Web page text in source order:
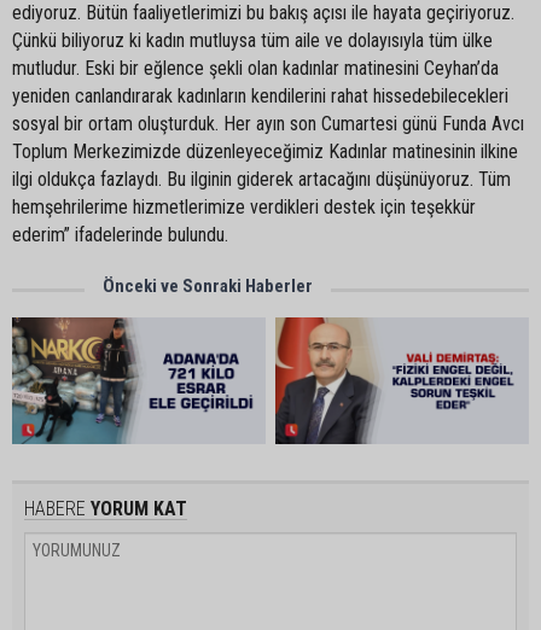
ediyoruz. Bütün faaliyetlerimizi bu bakış açısı ile hayata geçiriyoruz.
Çünkü biliyoruz ki kadın mutluysa tüm aile ve dolayısıyla tüm ülke
mutludur. Eski bir eğlence şekli olan kadınlar matinesini Ceyhan’da
yeniden canlandırarak kadınların kendilerini rahat hissedebilecekleri
sosyal bir ortam oluşturduk. Her ayın son Cumartesi günü Funda Avcı
Toplum Merkezimizde düzenleyeceğimiz Kadınlar matinesinin ilkine
ilgi oldukça fazlaydı. Bu ilginin giderek artacağını düşünüyoruz. Tüm
hemşehrilerime hizmetlerimize verdikleri destek için teşekkür
ederim” ifadelerinde bulundu.
Önceki ve Sonraki Haberler
HABERE YORUM KAT